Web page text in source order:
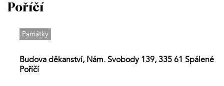
Poříčí
Památky
Budova děkanství, Nám. Svobody 139, 335 61 Spálené
Poříčí